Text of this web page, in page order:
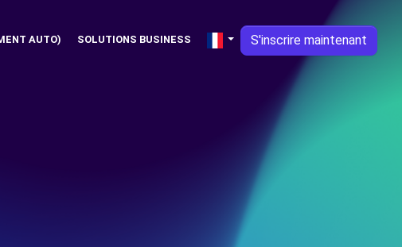
AUTO) SOLUTIONS BUSINESS S'inscrire maintenant